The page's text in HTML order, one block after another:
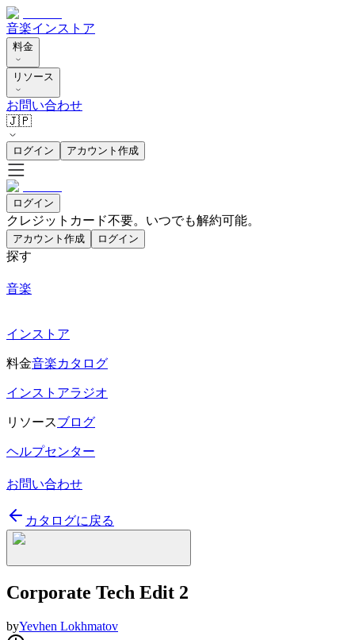
音楽インストア
料金
リソース
お問い合わせ
🇯🇵
ログイン アカウント作成
ログイン
クレジットカード不要。いつでも解約可能。
アカウント作成 ログイン
探す
音楽
インストア
料金音楽カタログ
インストアラジオ
リソースブログ
ヘルプセンター
お問い合わせ
カタログに戻る
Corporate Tech Edit 2
byYevhen Lokhmatov